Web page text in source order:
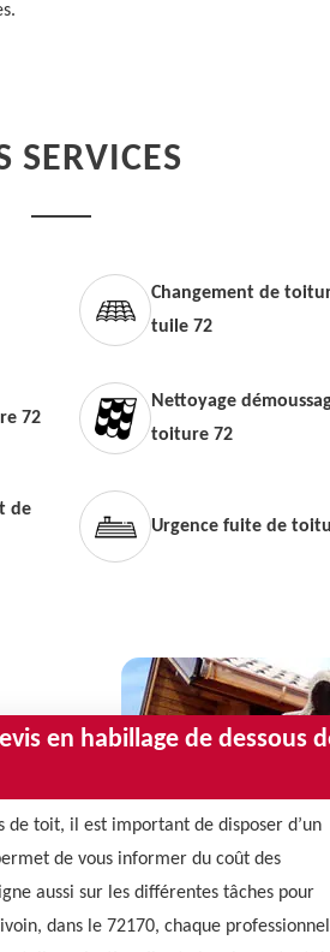
SERVICES
Changement de
tuile 72
72
Nettoyage
toiture 72
de
Urgence fuite de
en habillage de dessous
de toit, il est important de disposer d’un
de vous informer du coût des
aussi sur les différentes tâches pour
dans le 72170, chaque professionnel